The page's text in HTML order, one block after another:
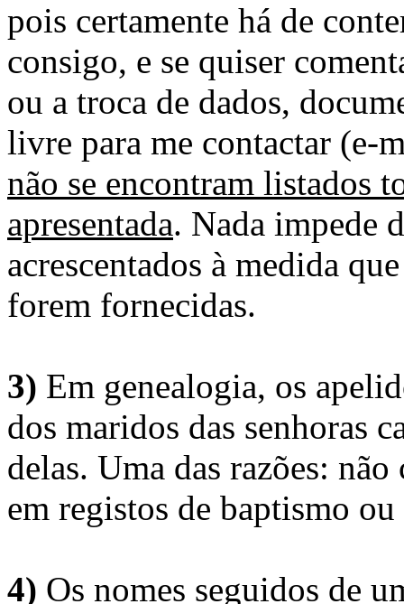
pois certamente há de
consigo, e se quiser
ou a troca de dados,
livre para me contactar (e-
não se encontram listados
apresentada. Nada impede
acrescentados à medida
forem fornecidas.
3) Em genealogia, os
dos maridos das senhoras
delas. Uma das razões:
em registos de baptismo
4) Os nomes seguidos de